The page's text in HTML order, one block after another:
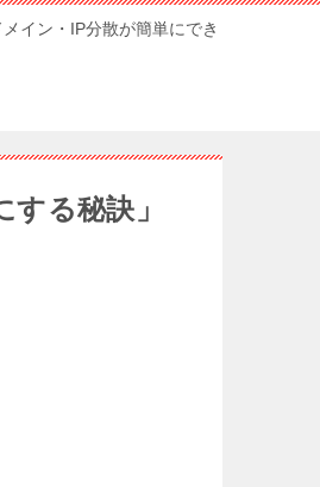
イン・IP分散が簡単にでき
る秘訣」